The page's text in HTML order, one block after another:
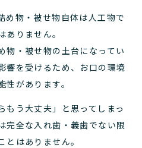
め物・被せ物自体は人工物で
りません。
物・被せ物の土台になってい
響を受けるため、お口の環境
があります。
もう大丈夫」と思ってしまっ
完全な入れ歯・義歯でない限
とはありません。